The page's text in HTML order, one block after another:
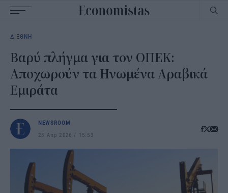
navigation
ΔΙΕΘΝΗ
Βαρύ πλήγμα για τον ΟΠΕΚ:
Αποχωρούν τα Ηνωμένα Αραβικά
Εμιράτα
NEWSROOM
28 Απρ 2026
15:53